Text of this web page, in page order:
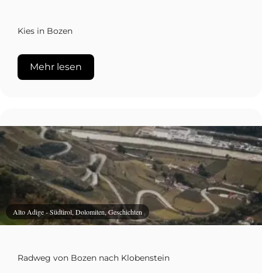
Kies in Bozen
Mehr lesen
Alto Adige - Südtirol, Dolomiten, Geschichten
Radweg von Bozen nach Klobenstein